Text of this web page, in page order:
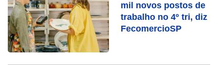
mil novos postos de
trabalho no 4º tri, diz
FecomercioSP